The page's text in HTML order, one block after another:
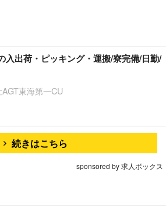
入出荷・ピッキング・運搬/寮完備/日勤/
東海第一CU
続きはこちら
sponsored by 求人ボックス